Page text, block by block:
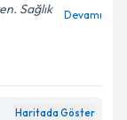
Sağlık
Devamı
Haritada Göster